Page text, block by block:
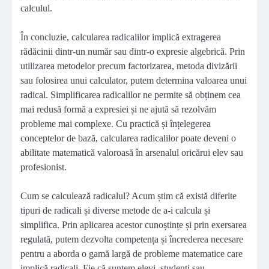
calculul.
În concluzie, calcularea radicalilor implică extragerea
rădăcinii dintr-un număr sau dintr-o expresie algebrică. Prin
utilizarea metodelor precum factorizarea, metoda divizării
sau folosirea unui calculator, putem determina valoarea unui
radical. Simplificarea radicalilor ne permite să obținem cea
mai redusă formă a expresiei și ne ajută să rezolvăm
probleme mai complexe. Cu practică și înțelegerea
conceptelor de bază, calcularea radicalilor poate deveni o
abilitate matematică valoroasă în arsenalul oricărui elev sau
profesionist.
Cum se calculează radicalul? Acum știm că există diferite
tipuri de radicali și diverse metode de a-i calcula și
simplifica. Prin aplicarea acestor cunoștințe și prin exersarea
regulată, putem dezvolta competența și încrederea necesare
pentru a aborda o gamă largă de probleme matematice care